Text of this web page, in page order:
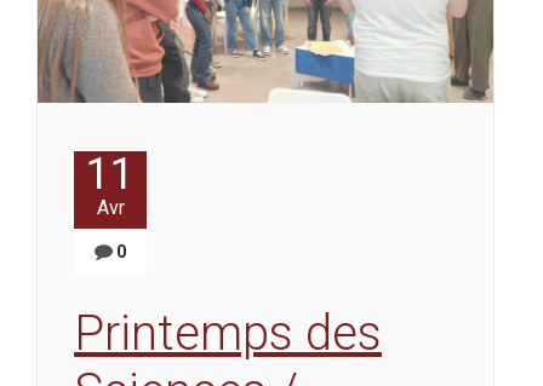
11
Avr
0
Printemps des